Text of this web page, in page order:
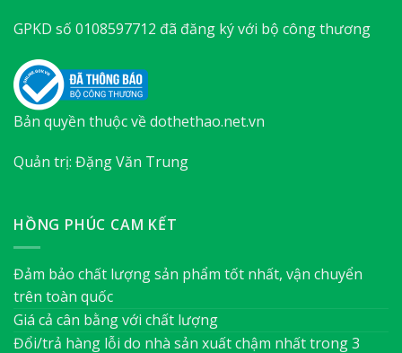
GPKD số 0108597712 đã đăng ký với bộ công thương
Bản quyền thuộc về dothethao.net.vn
Quản trị: Đặng Văn Trung
HỒNG PHÚC CAM KẾT
Đảm bảo chất lượng sản phẩm tốt nhất, vận chuyển
trên toàn quốc
Giá cả cân bằng với chất lượng
Đổi/trả hàng lỗi do nhà sản xuất chậm nhất trong 3